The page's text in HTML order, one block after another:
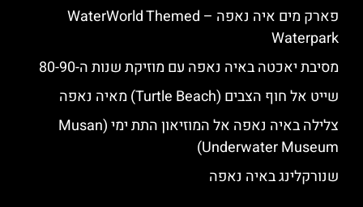
פארק מים איה נאפה – ‪‪WaterWorld Themed
Waterpark‬‬
מסיבת יאכטה באיה נאפה עם מוזיקת שנות ה-80-90
שייט אל חוף הצבים (Turtle Beach) מאיה נאפה
צלילה באיה נאפה אל המוזיאון התת ימי (Musan
Underwater Museum)
שנורקלינג באיה נאפה